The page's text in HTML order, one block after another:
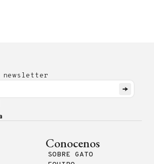
Conocenos
SOBRE GATO